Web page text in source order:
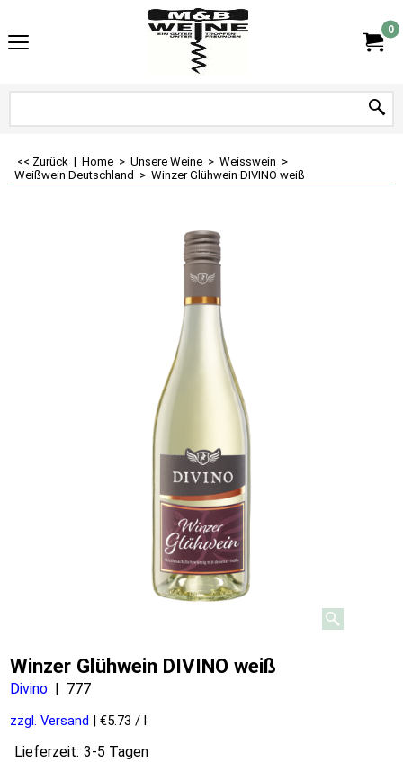
0
<< Zurück | Home > Unsere Weine > Weisswein >
Weißwein Deutschland > Winzer Glühwein DIVINO weiß
Winzer Glühwein DIVINO weiß
Divino 777
zzgl. Versand €5.73 / l
Lieferzeit: 3-5 Tagen